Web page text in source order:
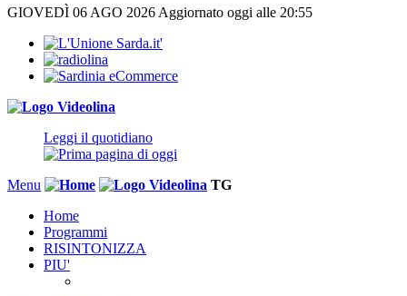
GIOVEDÌ 06 AGO 2026 Aggiornato oggi alle 20:55
Leggi il quotidiano
Menu
TG
Home
Programmi
RISINTONIZZA
PIU'